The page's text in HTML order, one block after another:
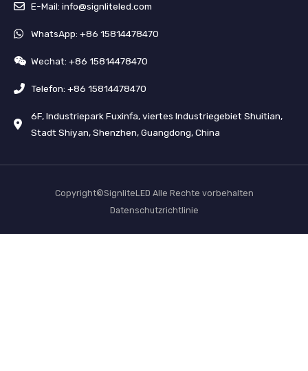
E-Mail: info@signliteled.com
WhatsApp: +86 15814478470
Wechat: +86 15814478470
Telefon: +86 15814478470
6F, Industriepark Fuxinfa, viertes Industriegebiet Shuitian,
Stadt Shiyan, Shenzhen, Guangdong, China
Copyright©SignliteLED Alle Rechte vorbehalten
Datenschutzrichtlinie